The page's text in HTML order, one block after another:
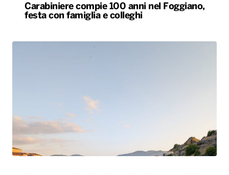
Carabiniere compie 100 anni nel Foggiano,
festa con famiglia e colleghi